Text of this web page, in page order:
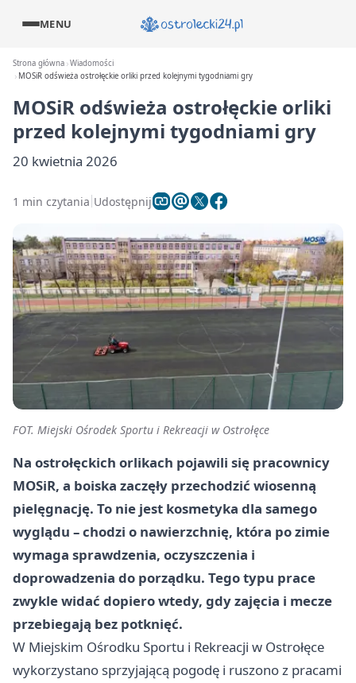
MENU
Strona główna Wiadomości
MOSiR odświeża ostrołęckie orliki przed kolejnymi tygodniami gry
MOSiR odświeża ostrołęckie orliki
przed kolejnymi tygodniami gry
20 kwietnia 2026
1 min czytania Udostępnij
FOT. Miejski Ośrodek Sportu i Rekreacji w Ostrołęce
Na ostrołęckich orlikach pojawili się pracownicy
MOSiR, a boiska zaczęły przechodzić wiosenną
pielęgnację. To nie jest kosmetyka dla samego
wyglądu – chodzi o nawierzchnię, która po zimie
wymaga sprawdzenia, oczyszczenia i
doprowadzenia do porządku. Tego typu prace
zwykle widać dopiero wtedy, gdy zajęcia i mecze
przebiegają bez potknięć.
W Miejskim Ośrodku Sportu i Rekreacji w Ostrołęce
wykorzystano sprzyjającą pogodę i ruszono z pracami